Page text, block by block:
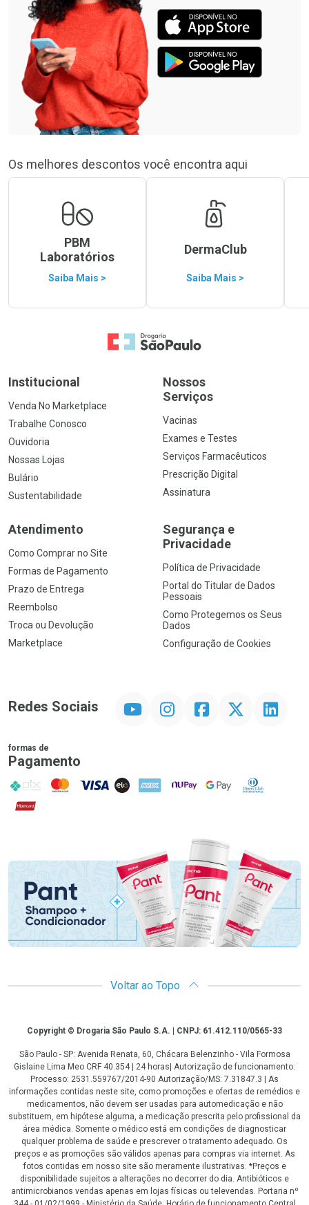
Os melhores descontos você encontra aqui
PBM
Laboratórios
Saiba Mais >
DermaClub
Saiba Mais >
Ir para a Home
Institucional
Venda No Marketplace
Trabalhe Conosco
Ouvidoria
Nossas Lojas
Bulário
Sustentabilidade
Nossos
Serviços
Vacinas
Exames e Testes
Serviços Farmacêuticos
Prescrição Digital
Assinatura
Atendimento
Como Comprar no Site
Formas de Pagamento
Prazo de Entrega
Reembolso
Troca ou Devolução
Marketplace
Segurança e
Privacidade
Política de Privacidade
Portal do Titular de Dados
Pessoais
Como Protegemos os Seus
Dados
Configuração de Cookies
Redes Sociais InstagramFacebookTwitter Linkedin
formas de
Pagamento
PIX MasterCard
VISA ELO AMEX NuPay Google PayDiners Club
Hipercard
Promoção em Destaque
Voltar ao Topo
CopyrightCopyright © Drogaria São Paulo S.A. | CNPJ: 61.412.110/0565-33
São Paulo - SP: Avenida Renata, 60, Chácara Belenzinho - Vila Formosa
Gislaine Lima Meo CRF 40.354 | 24 horas| Autorização de funcionamento:
Processo: 2531.559767/2014-90 Autorização/MS: 7.31847.3 | As
informações contidas neste site, como promoções e ofertas de remédios e
medicamentos, não devem ser usadas para automedicação e não
substituem, em hipótese alguma, a medicação prescrita pelo profissional da
área médica. Somente o médico está em condições de diagnosticar
qualquer problema de saúde e prescrever o tratamento adequado. Os
preços e as promoções são válidos apenas para compras via internet. As
fotos contidas em nosso site são meramente ilustrativas. *Preços e
disponibilidade sujeitos a alterações no decorrer do dia. Antibióticos e
antimicrobianos vendas apenas em lojas físicas ou televendas. Portaria nº